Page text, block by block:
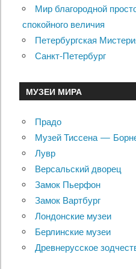
Мир благородной
спокойного величия
Петербургская
Санкт-Петербург
МУЗЕИ МИРА
Прадо
Музей Тиссена —
Лувр
Версальский дворец
Замок Пьерфон
Замок Вартбург
Лондонские музеи
Берлинские музеи
Древнерусское